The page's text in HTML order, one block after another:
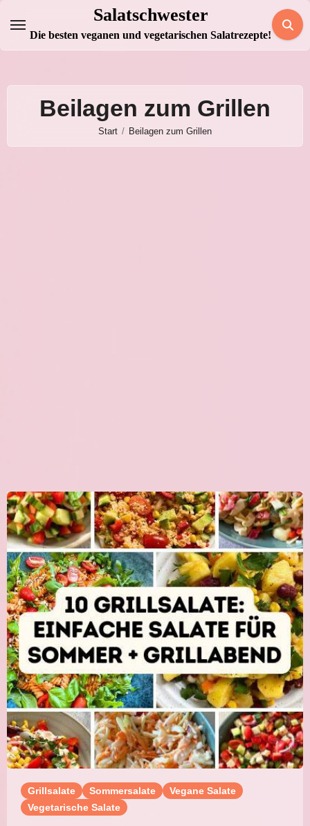
Inhalt
springen
Salatschwester
Die besten veganen und vegetarischen Salatrezepte!
Beilagen zum Grillen
Start Beilagen zum Grillen
Grillsalate Sommersalate
Vegane Salate
Vegetarische Salate